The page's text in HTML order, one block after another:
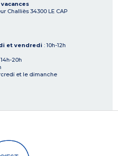
Challiès 34300 LE CAP
et vendredi : 10h-12h
20h
et le dimanche